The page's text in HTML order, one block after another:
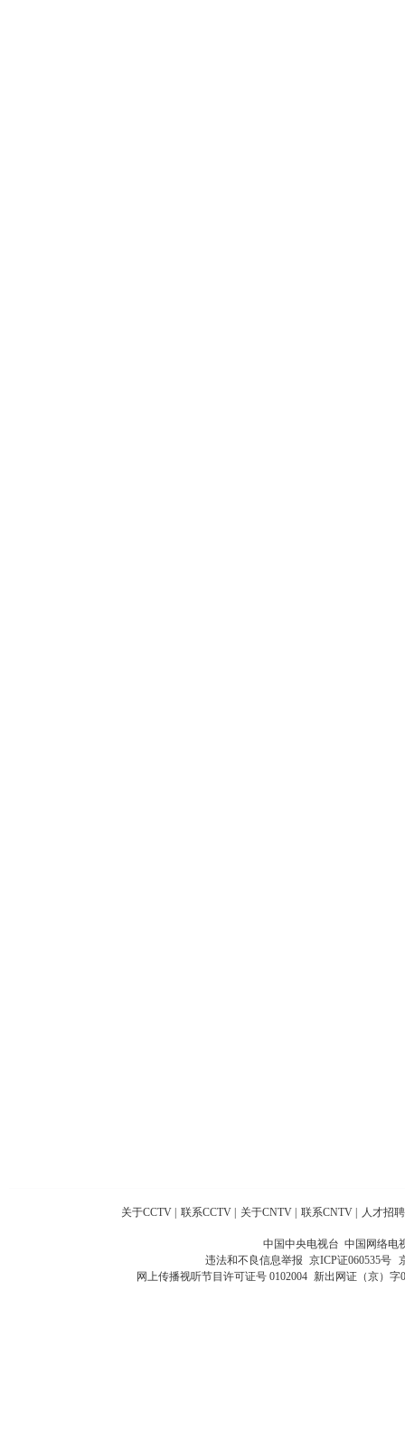
关于CCTV 联系CCTV 关于CNTV 联系CNTV 人才招聘
中国中央电视台 中国网络电
违法和不良信息举报 京ICP证060535号
网上传播视听节目许可证号 0102004 新出网证（京）